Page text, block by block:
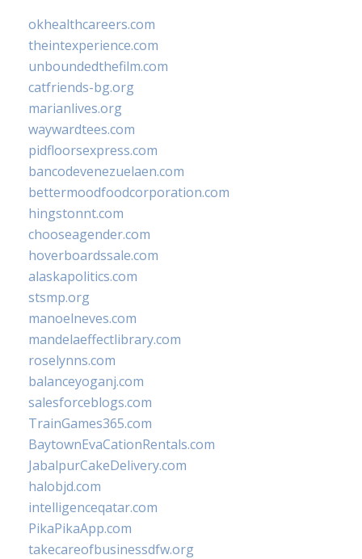
okhealthcareers.com
theintexperience.com
unboundedthefilm.com
catfriends-bg.org
marianlives.org
waywardtees.com
pidfloorsexpress.com
bancodevenezuelaen.com
bettermoodfoodcorporation.com
hingstonnt.com
chooseagender.com
hoverboardssale.com
alaskapolitics.com
stsmp.org
manoelneves.com
mandelaeffectlibrary.com
roselynns.com
balanceyoganj.com
salesforceblogs.com
TrainGames365.com
BaytownEvaCationRentals.com
JabalpurCakeDelivery.com
halobjd.com
intelligenceqatar.com
PikaPikaApp.com
takecareofbusinessdfw.org